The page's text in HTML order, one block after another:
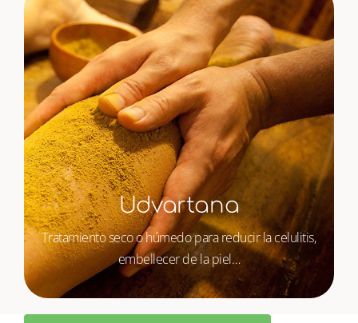
Udvartana
Tratamiento seco o húmedo para reducir la celulitis,
embellecer de la piel…